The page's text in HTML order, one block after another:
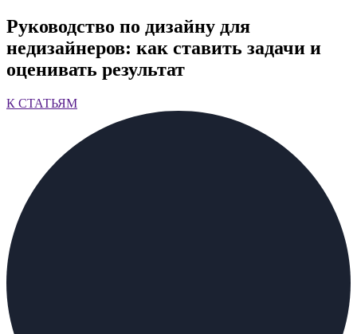
Руководство по дизайну для
недизайнеров: как ставить задачи и
оценивать результат
К СТАТЬЯМ